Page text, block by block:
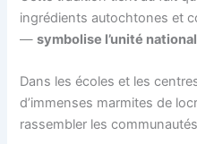
ingrédients autochtones et
—symbolise l’unité
Dans les écoles et les
d’immenses marmites de
rassembler les